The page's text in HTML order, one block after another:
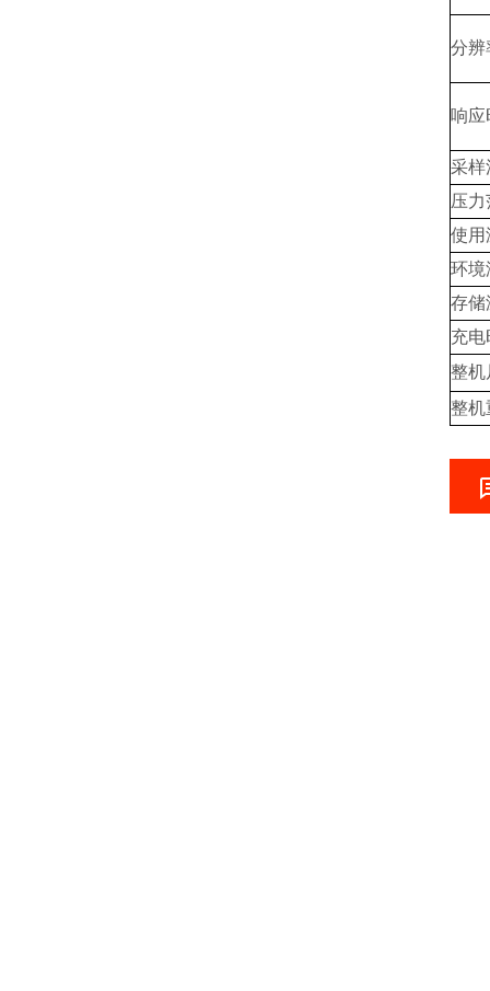
分辨
响应
采样
压力
使用
环境
存储
充电
整机
整机